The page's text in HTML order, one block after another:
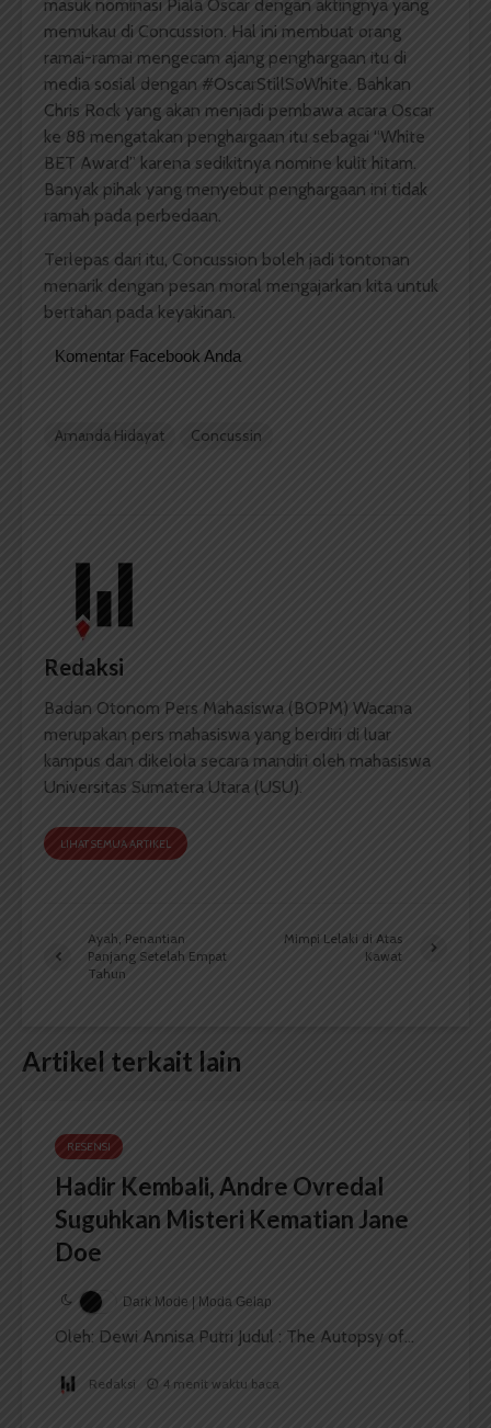
masuk nominasi Piala Oscar dengan aktingnya yang
memukau di Concussion. Hal ini membuat orang
ramai-ramai mengecam ajang penghargaan itu di
media sosial dengan #OscarStillSoWhite. Bahkan
Chris Rock yang akan menjadi pembawa acara Oscar
ke 88 mengatakan penghargaan itu sebagai “White
BET Award” karena sedikitnya nomine kulit hitam.
Banyak pihak yang menyebut penghargaan ini tidak
ramah pada perbedaan.
Terlepas dari itu, Concussion boleh jadi tontonan
menarik dengan pesan moral mengajarkan kita untuk
bertahan pada keyakinan.
Komentar Facebook Anda
Amanda Hidayat Concussin
Redaksi
Badan Otonom Pers Mahasiswa (BOPM) Wacana
merupakan pers mahasiswa yang berdiri di luar
kampus dan dikelola secara mandiri oleh mahasiswa
Universitas Sumatera Utara (USU).
LIHAT SEMUA ARTIKEL
Ayah, Penantian
Panjang Setelah Empat
Tahun
Mimpi Lelaki di Atas
Kawat
Artikel terkait lain
RESENSI
Hadir Kembali, Andre Ovredal
Suguhkan Misteri Kematian Jane
Doe
Dark Mode | Moda Gelap
Oleh: Dewi Annisa Putri Judul : The Autopsy of...
Redaksi 4 menit waktu baca